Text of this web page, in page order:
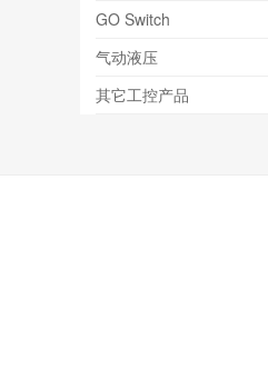
GO Switch
气动液压
其它工控产品